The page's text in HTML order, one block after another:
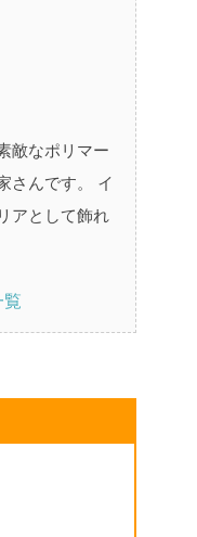
敵なポリマー
んです。
イ
アとして飾れ